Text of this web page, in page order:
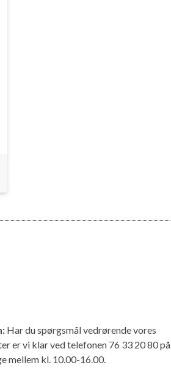
Har du spørgsmål vedrørende vores
er vi klar ved telefonen 76 33 20 80 på
mellem kl. 10.00-16.00.